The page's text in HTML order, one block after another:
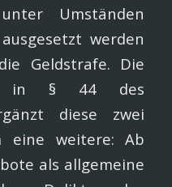
Umständen
werden
Geldstrafe. Die
in § 44 des
diese zwei
eine weitere: Ab
als allgemeine